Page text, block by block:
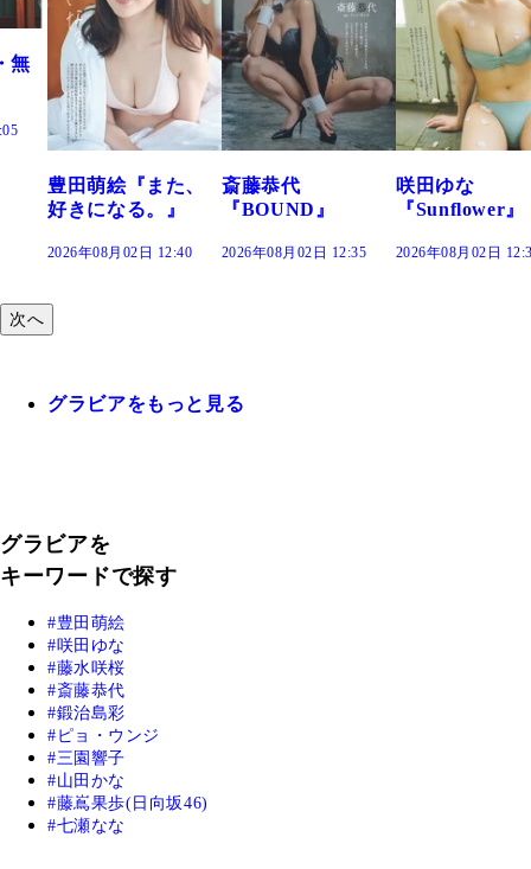
斎藤恭代
『BOUND』
2026年08月02日 12:35
咲田ゆな
『Sunflower』
2026年08月02日 12:30
藤水咲桜『花
だまり』
2026年08月02日
次へ
グラビアをもっと見る
グラビアを
キーワードで探す
豊田萌絵
咲田ゆな
藤水咲桜
斎藤恭代
鍛治島彩
ピョ・ウンジ
三園響子
山田かな
藤嶌果歩(日向坂46)
七瀬なな